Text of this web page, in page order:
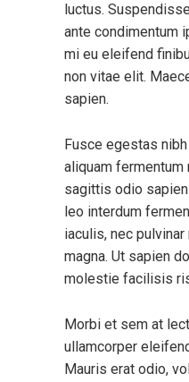
luctus.
ante condimentum
mi eu eleifend
non vitae elit.
sapien.
Fusce egestas
aliquam fermentum
sagittis odio
leo interdum
iaculis, nec
magna. Ut sapien
molestie facilisis
Morbi et sem at
ullamcorper
Mauris erat odio,